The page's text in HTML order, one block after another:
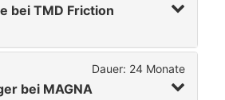
bei TMD Friction
Dauer: 24 Monate
bei MAGNA